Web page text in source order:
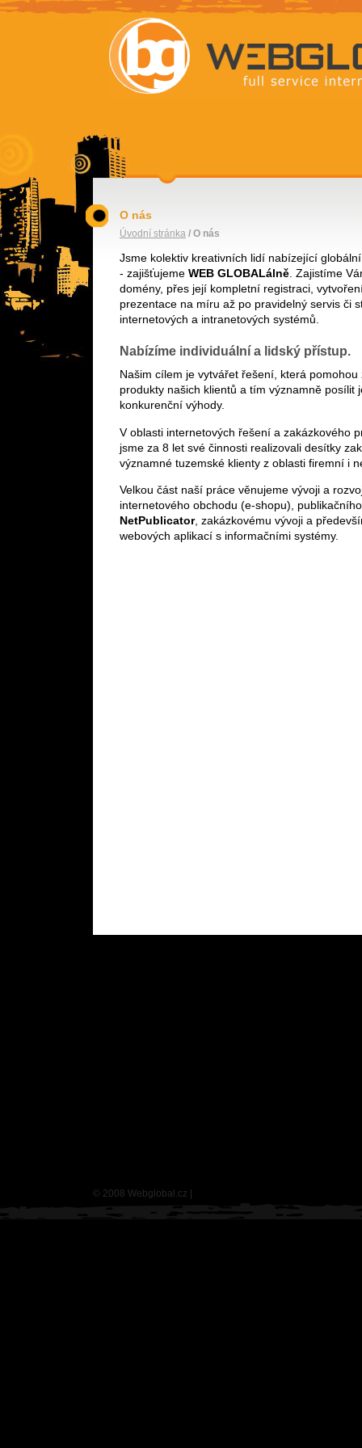
Webglobal
komplexní služby v oblasti internetu
webhosting
O nás
Úvodní stránka / O nás
Jsme kolektiv kreativních lidí nabízející
- zajišťujeme WEB GLOBALálně. Zajistíme
domény, přes její kompletní registraci,
prezentace na míru až po pravidelný servis či
internetových a intranetových systémů.
Nabízíme individuální a lidský přístup.
Našim cílem je vytvářet řešení, která pomohou
produkty našich klientů a tím významně posílit
konkurenční výhody.
V oblasti internetových řešení a zakázkového
jsme za 8 let své činnosti realizovali desítky
významné tuzemské klienty z oblasti firemní i
Velkou část naší práce věnujeme vývoji a
internetového obchodu (e-shopu),
NetPublicator, zakázkovému vývoji a
webových aplikací s informačními systémy.
© 2008 Webglobal.cz